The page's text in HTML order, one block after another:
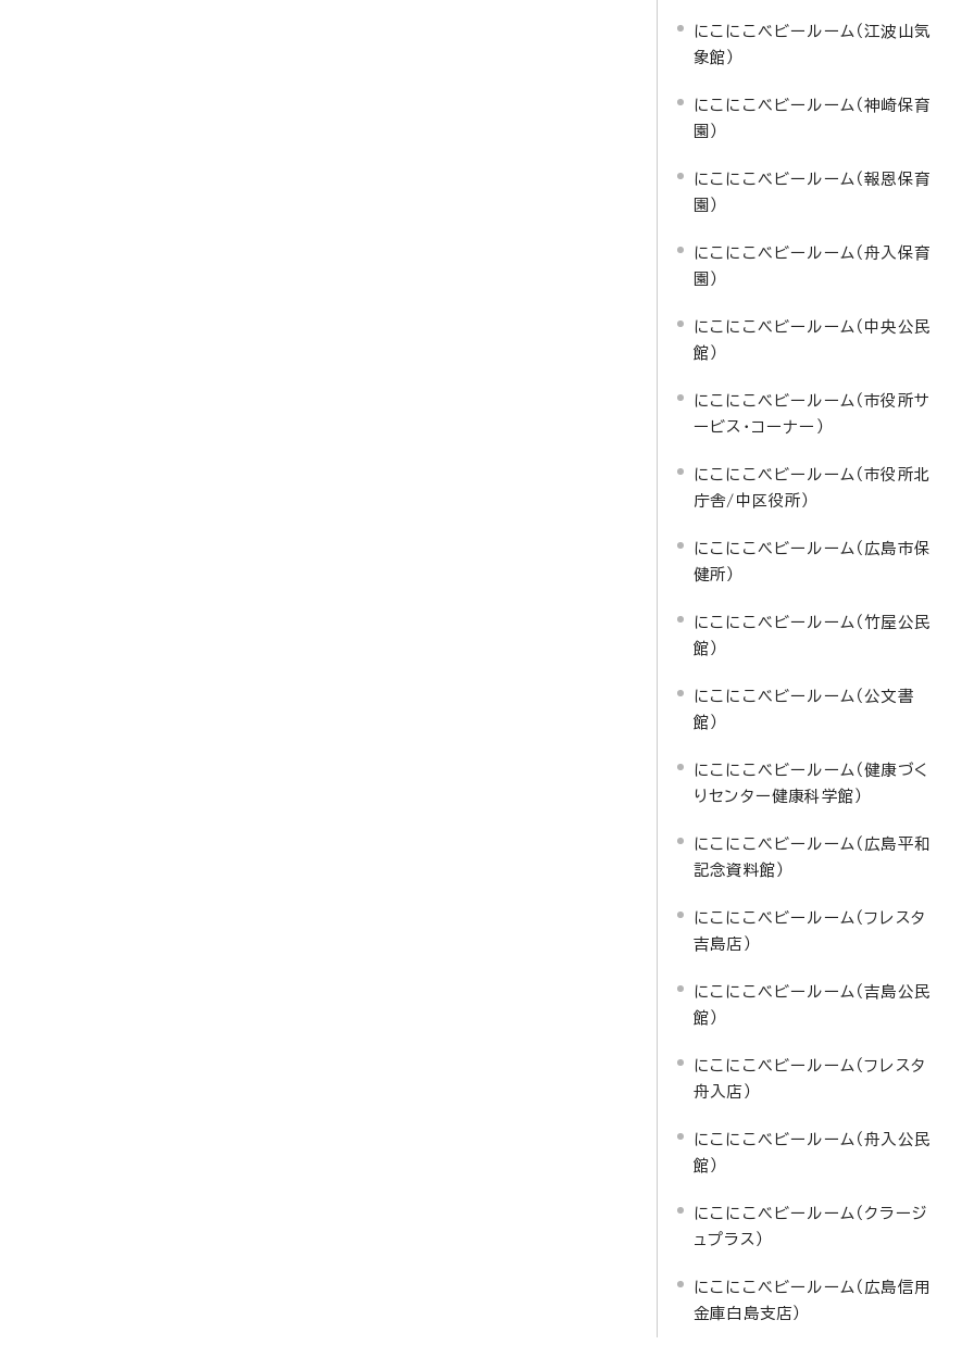
にこにこベビールーム（江波山気
象館）
にこにこベビールーム（神崎保育
園）
にこにこベビールーム（報恩保育
園）
にこにこベビールーム（舟入保育
園）
にこにこベビールーム（中央公民
館）
にこにこベビールーム（市役所サ
ービス・コーナー）
にこにこベビールーム（市役所北
庁舎/中区役所）
にこにこベビールーム（広島市保
健所）
にこにこベビールーム（竹屋公民
館）
にこにこベビールーム（公文書
館）
にこにこベビールーム（健康づく
りセンター健康科学館）
にこにこベビールーム（広島平和
記念資料館）
にこにこベビールーム（フレスタ
吉島店）
にこにこベビールーム（吉島公民
館）
にこにこベビールーム（フレスタ
舟入店）
にこにこベビールーム（舟入公民
館）
にこにこベビールーム（クラージ
ュプラス）
にこにこベビールーム（広島信用
金庫白島支店）